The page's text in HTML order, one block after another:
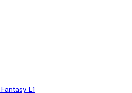
Fantasy L1